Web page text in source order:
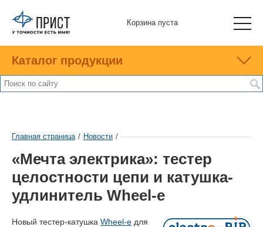
Корзина пуста
Каталог продукции
Главная страница / Новости /
«Мечта электрика»: тестер
целостности цепи и катушка-
удлинитель Wheel-e
Новый тестер-катушка Wheel-e для